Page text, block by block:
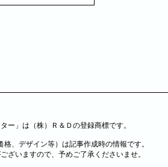
ー」は（株）Ｒ＆Ｄの登録商標です。
、デザイン等）は記事作成時の情報です。
ざいますので、予めご了承くださいませ。